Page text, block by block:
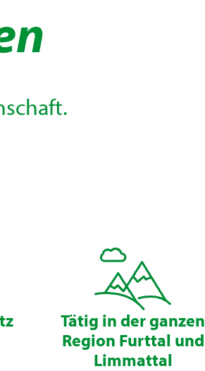
Tätig in der ganzen
Region Furttal und
Limmattal